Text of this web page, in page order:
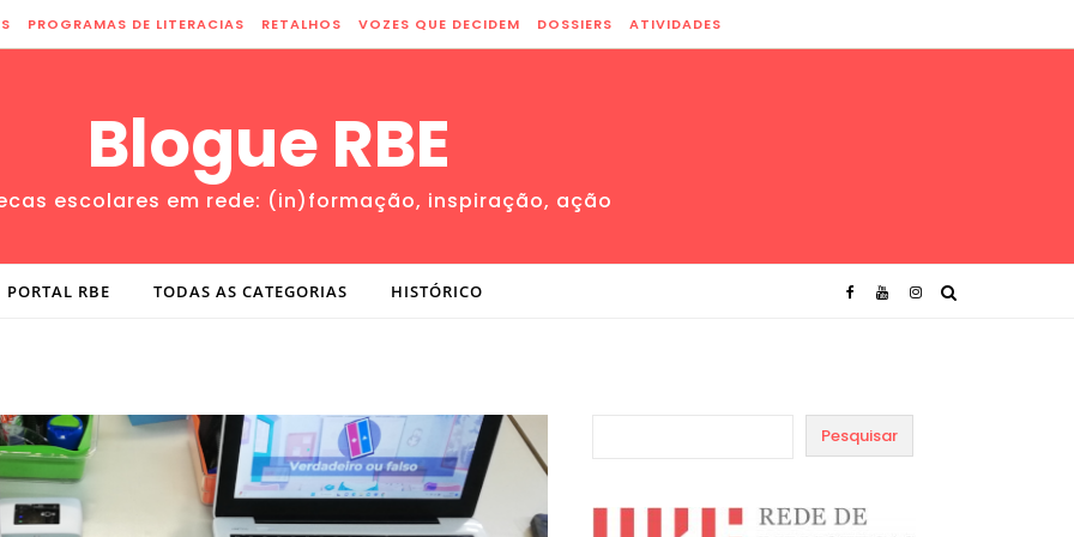
PROGRAMAS DE LITERACIAS RETALHOS VOZES QUE DECIDEM DOSSIERS ATIVIDADES
Blogue RBE
escolares em rede: (in)formação, inspiração, ação
PORTAL RBE TODAS AS CATEGORIAS HISTÓRICO
Pesquisar